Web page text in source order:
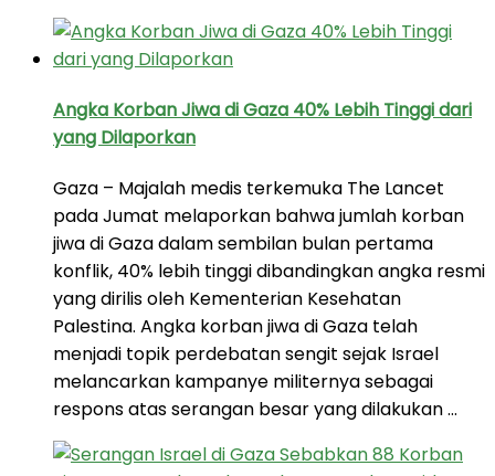
Angka Korban Jiwa di Gaza 40% Lebih Tinggi dari
yang Dilaporkan
Gaza – Majalah medis terkemuka The Lancet
pada Jumat melaporkan bahwa jumlah korban
jiwa di Gaza dalam sembilan bulan pertama
konflik, 40% lebih tinggi dibandingkan angka resmi
yang dirilis oleh Kementerian Kesehatan
Palestina. Angka korban jiwa di Gaza telah
menjadi topik perdebatan sengit sejak Israel
melancarkan kampanye militernya sebagai
respons atas serangan besar yang dilakukan …